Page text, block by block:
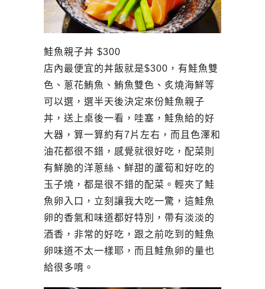
鮭魚親子丼 $300
店內最便宜的丼飯就是$300，有鮭魚雙
色、蔥花鮪魚、鮪魚雙色、炙燒海鮮等
可以選，選半天後決定來份鮭魚親子
丼，送上桌後一看，哇塞，鮭魚給的好
大器，算一算約有7片左右，而且色澤和
油花都很不錯，感覺就很好吃，配菜則
有鮮脆的洋蔥絲、鮮甜的蘆筍和好吃的
玉子燒，都是很不錯的配菜。輕夾了鮭
魚卵入口，立刻讓我大吃一驚，這鮭魚
卵的香氣和味道都好特別，帶有淡淡的
酒香，非常的好吃，跟之前吃到的鮭魚
卵味道不太一樣耶，而且鮭魚卵的量也
給很多唷。